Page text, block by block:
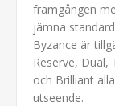
framgången
jämna
Byzance är
Reserve, Dual,
och Brilliant
utseende.